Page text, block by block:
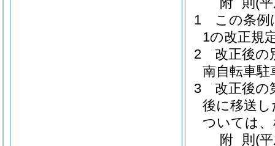
1
この条例
1の改正規
2
改正後の
南自転車駐
3
改正後の
後に移送
ついては
附 則 (